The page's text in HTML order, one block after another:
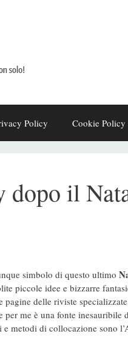
Policy Cookie Policy
dopo il
simbolo di questo ultimo
piccole idee e bizzarre
pagine delle riviste
per me è una fonte
metodi di collocazione sono